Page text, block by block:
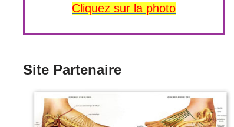
Cliquez sur la photo
Site Partenaire